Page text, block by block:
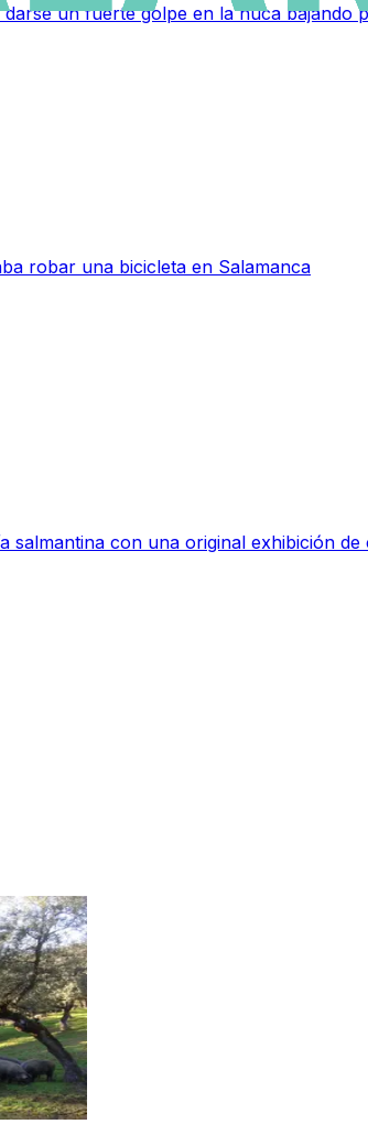
un fuerte golpe en la nuca bajando
robar una bicicleta en Salamanca
salmantina con una original exhibición de